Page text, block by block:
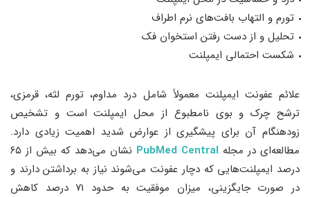
تورم و التهاب بافت‌های نرم اطراف
تحلیل و از دست رفتن استخوان فک
شکست احتمالی ایمپلنت
علائم عفونت ایمپلنت معمولاً شامل درد مداوم، تورم لثه، قرمزی،
ترشح چرک و بوی نامطبوع از محل ایمپلنت است و تشخیص
زودهنگام آن برای پیشگیری از عوارض شدید اهمیت زیادی دارد.
مطالعه‌ای در مجله PubMed Central
نشان می‌دهد که بیش از ۶۵
درصد ایمپلنت‌هایی که دچار عفونت می‌شوند نیاز به برداشتن دارند و
در صورت جایگزینی، میزان موفقیت به حدود ۷۱ درصد کاهش